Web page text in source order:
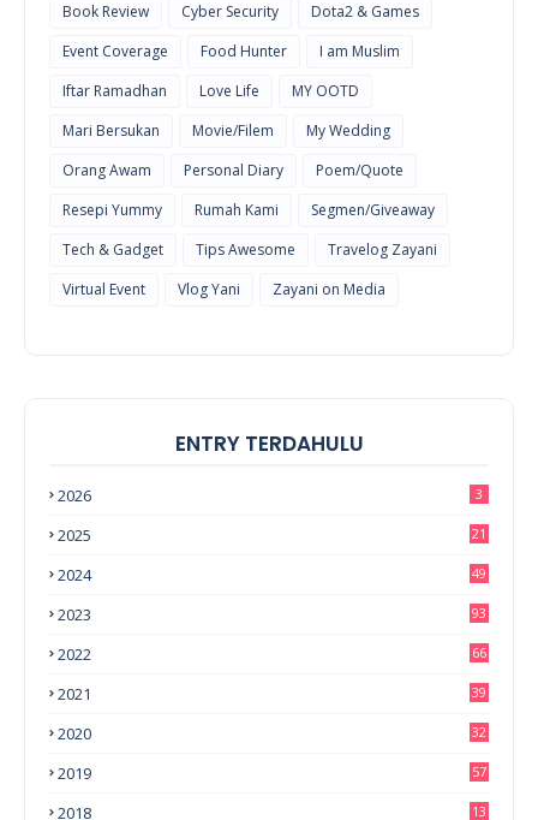
Book Review
Cyber Security
Dota2 & Games
Event Coverage
Food Hunter
I am Muslim
Iftar Ramadhan
Love Life
MY OOTD
Mari Bersukan
Movie/Filem
My Wedding
Orang Awam
Personal Diary
Poem/Quote
Resepi Yummy
Rumah Kami
Segmen/Giveaway
Tech & Gadget
Tips Awesome
Travelog Zayani
Virtual Event
Vlog Yani Zayani on Media
ENTRY TERDAHULU
2026 3
2025 21
2024 49
2023 93
2022 66
2021 39
2020 32
2019 57
2018 13